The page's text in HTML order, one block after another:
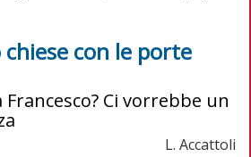
con le porte
Ci vorrebbe un
L. Accattoli